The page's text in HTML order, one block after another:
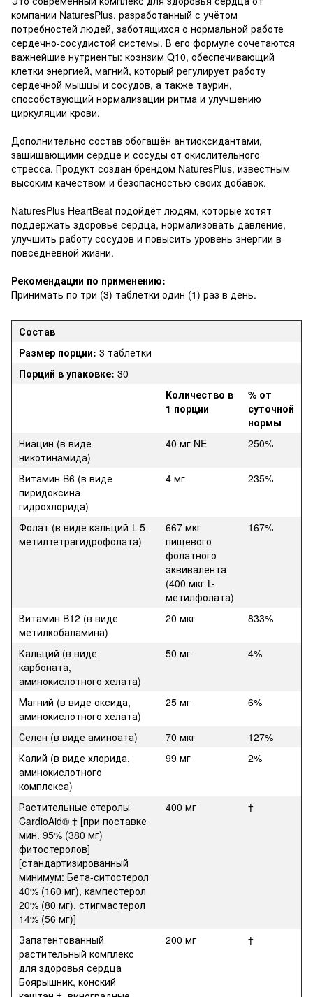
компании NaturesPlus, разработанный с учётом
потребностей людей, заботящихся о нормальной работе
сердечно-сосудистой системы. В его формуле сочетаются
важнейшие нутриенты: коэнзим Q10, обеспечивающий
клетки энергией, магний, который регулирует работу
сердечной мышцы и сосудов, а также таурин,
способствующий нормализации ритма и улучшению
циркуляции крови.
Дополнительно состав обогащён антиоксидантами,
защищающими сердце и сосуды от окислительного
стресса. Продукт создан брендом NaturesPlus, известным
высоким качеством и безопасностью своих добавок.
NaturesPlus HeartBeat подойдёт людям, которые хотят
поддержать здоровье сердца, нормализовать давление,
улучшить работу сосудов и повысить уровень энергии в
повседневной жизни.
Рекомендации по применению:
Принимать по три (3) таблетки один (1) раз в день.
Состав
Размер порции: 3 таблетки
Порций в упаковке: 30
Количество в
1 порции
% от
суточной
нормы
Ниацин (в виде
никотинамида)
40 мг NE 250%
Витамин B6 (в виде
пиридоксина
гидрохлорида)
4 мг 235%
Фолат (в виде кальций-L-5-
метилтетрагидрофолата)
667 мкг
пищевого
фолатного
эквивалента
(400 мкг L-
метилфолата)
167%
Витамин B12 (в виде
метилкобаламина)
20 мкг 833%
Кальций (в виде
карбоната,
аминокислотного хелата)
50 мг 4%
Магний (в виде оксида,
аминокислотного хелата)
25 мг 6%
Селен (в виде аминоата) 70 мкг
127%
Калий (в виде хлорида,
аминокислотного
комплекса)
99 мг 2%
Растительные стеролы
CardioAid® ‡ [при поставке
мин. 95% (380 мг)
фитостеролов]
[стандартизированный
минимум: Бета-ситостерол
40% (160 мг), кампестерол
20% (80 мг), стигмастерол
14% (56 мг)]
400 мг †
Запатентованный
растительный комплекс
для здоровья сердца
Боярышник, конский
200 мг †